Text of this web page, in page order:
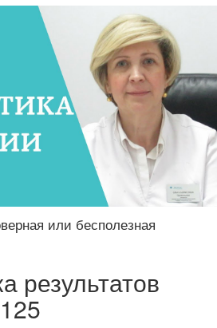
или бесполезная
результатов